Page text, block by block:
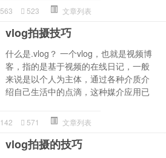
563 523 文章列表
vlog拍摄技巧
什么是.vlog？ 一个vlog，也就是视频博
客，指的是基于视频的在线日记，一般
来说是以个人为主体，通过各种介质介
绍自己生活中的点滴，这种媒介应用已
142 571 文章列表
vlog拍摄的技巧